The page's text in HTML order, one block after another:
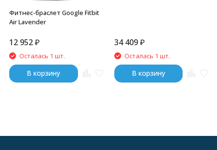
Фитнес-браслет Google Fitbit
Air Lavender
12 952₽
Осталась 1 шт.
В корзину
34 409 ₽
Осталась 1 шт.
В корзину